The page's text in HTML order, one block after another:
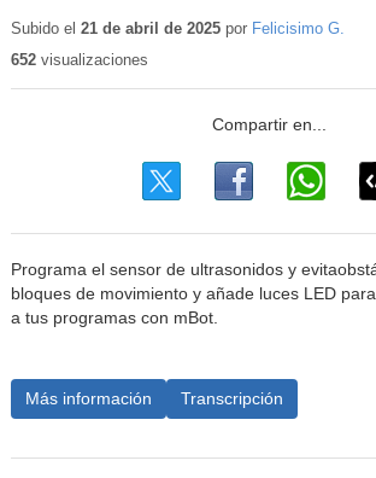
educativo
Subido el 21 de abril de 2025por Felicisimo G.
652visualizaciones
Programa el sensor de ultrasonidos y
bloques de movimiento y añade luces LED
a tus programas con mBot.
Más información Transcripción